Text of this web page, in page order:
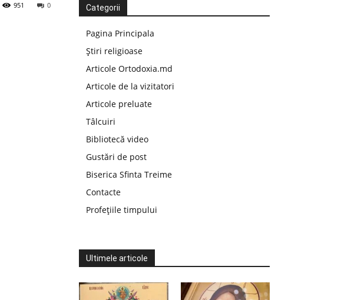
0
951 Categorii
Pagina Principala
Știri religioase
Articole Ortodoxia.md
Articole de la vizitatori
Articole preluate
Tâlcuiri
Bibliotecă video
Gustări de post
Biserica Sfinta Treime
Contacte
Profețiile timpului
Ultimele articole